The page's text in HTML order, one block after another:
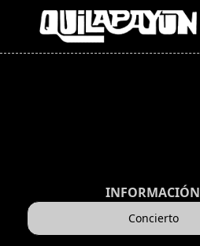
INFORMACIÓN
Concierto